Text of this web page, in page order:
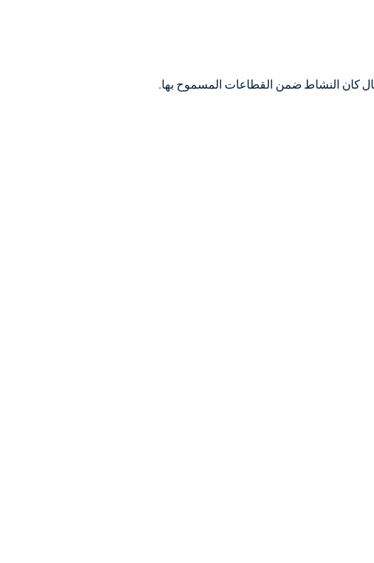
كان النشاط ضمن القطاعات المسموح بها.